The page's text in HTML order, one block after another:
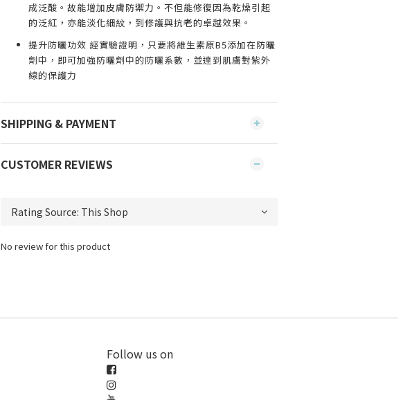
成泛酸。故能增加皮膚防禦力。不但能修復因為乾燥引起
的泛紅，亦能淡化細紋，到修護與抗老的卓越效果。
提升防曬功效 經實驗證明，只要將維生素原B5添加在防曬
劑中，即可加強防曬劑中的防曬系數，並達到肌膚對紫外
線的保護力
SHIPPING & PAYMENT
CUSTOMER REVIEWS
No review for this product
Follow us on